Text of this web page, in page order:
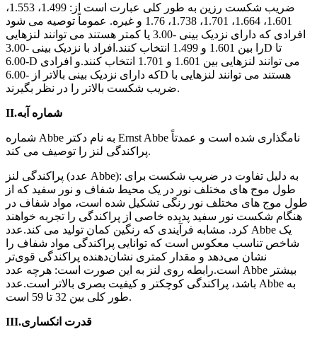
ضریب شکست رزین به طور کلی عبارت است از: 1.499، 1.553،
1.601، 1.664، 1.701، 1.738، 1.76 و غیره. عموماً توصیه می شود
افرادی که دارای نزدیک بینی -3.00 یا کمتر هستند می توانند لنزهایی
را بین 1.601 و 1.499 انتخاب کنند.افراد با نزدیک بینی -3.00D تا
-6.00D می توانند لنزهایی بین 1.601 و 1.701 انتخاب کنند.و افرادی
که دارای نزدیک بینی بالاتر از -6.00D هستند می توانند لنزهایی با
ضریب شکست بالاتر را در نظر بگیرند.
II.شماره آبه
شماره Abbe به نام دکتر Ernst Abbe نامگذاری شده است و عمدتاً
پراکندگی لنز را توصیف می کند.
پراکندگی لنز (عدد Abbe): به دلیل تفاوت در ضریب شکست برای
طول موج های مختلف نور در یک محیط شفاف و نور سفید که از
طول موج های مختلف نور رنگی تشکیل شده است، مواد شفاف در
هنگام شکست نور سفید پدیده خاصی از پراکندگی را تجربه خواهند
کرد. مشابه فرآیندی که رنگین کمان تولید می کند.عدد Abbe یک
شاخص تناسب معکوس است که توانایی پراکندگی مواد شفاف را
نشان می‌دهد و مقدار کمتری نشان‌دهنده پراکندگی قوی‌تر
است.رابطه روی لنز به این صورت است: هرچه عدد Abbe بیشتر
باشد، پراکندگی کوچکتر و کیفیت بصری بالاتر است.عدد Abbe به
طور کلی بین 32 تا 59 است.
III.قدرت انکساری